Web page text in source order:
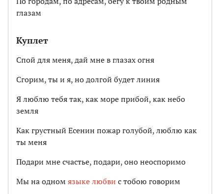
глазам
Куплет
Спой для меня, дай мне в глазах огня
Сгорим, ты и я, но долгой будет линия
Я люблю тебя так, как море прибой, как небо
земля
Как грустный Есенин пожар голубой, люблю как
ты меня
Подари мне счастье, подари, оно неоспоримо
Мы на одномязыке любви с тобою говорим